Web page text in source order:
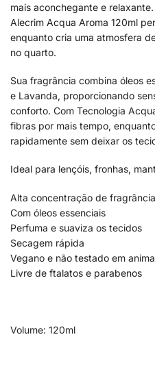
mais aconchegante e
Alecrim Acqua Aroma 120ml
enquanto cria uma atmosfera
no quarto.
Sua fragrância combina óleos
e Lavanda, proporcionando
conforto. Com Tecnologia
fibras por mais tempo,
rapidamente sem deixar os
Ideal para lençóis, fronhas,
Alta concentração de fragrância
Com óleos essenciais
Perfuma e suaviza os tecidos
Secagem rápida
Vegano e não testado em
Livre de ftalatos e parabenos
Volume: 120ml